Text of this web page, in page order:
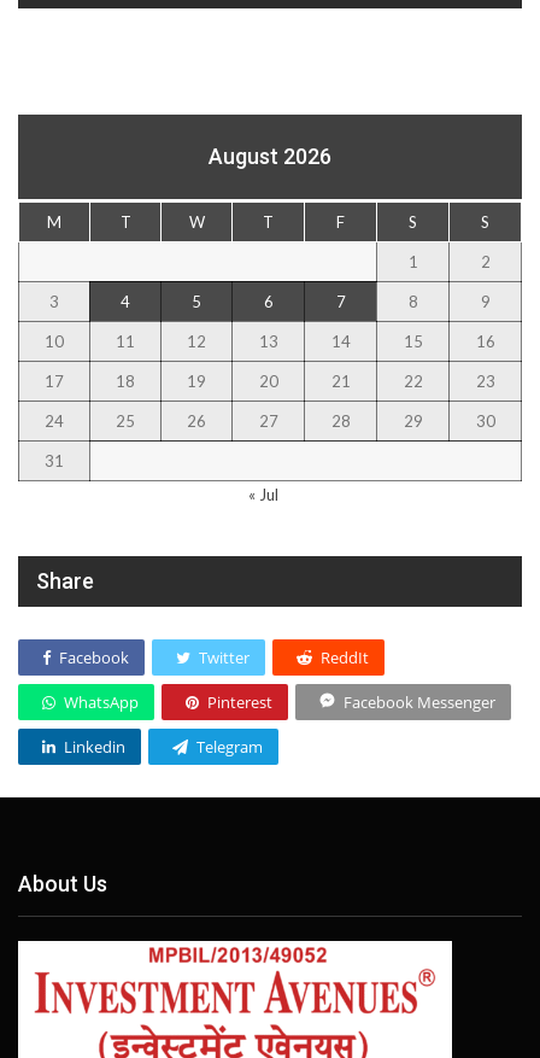
August 2026
M T W T F S S
1 2
3 4 5 6 7 8 9
10 11 12 13 14 15 16
17 18 19 20 21 22 23
24 25 26 27 28 29 30
31
« Jul
Share
Facebook Twitter ReddIt
WhatsApp Pinterest Facebook Messenger
Linkedin Telegram
About Us